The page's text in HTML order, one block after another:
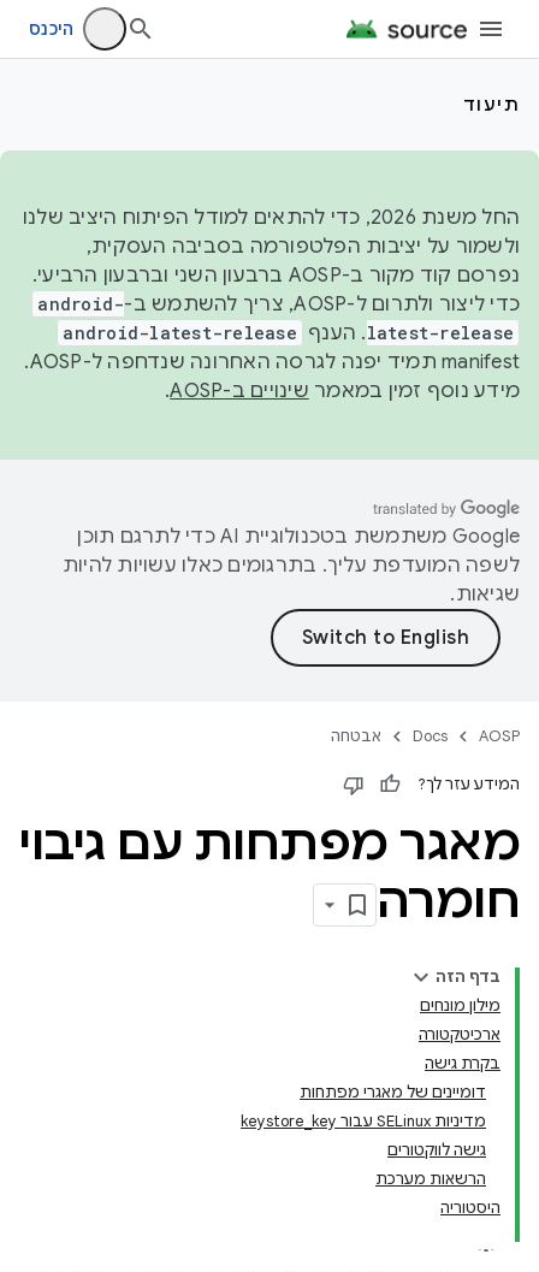
היכנס
תיעוד
החל משנת 2026, כדי להתאים למודל הפיתוח היציב שלנו
ולשמור על יציבות הפלטפורמה בסביבה העסקית,
נפרסם קוד מקור ב-AOSP ברבעון השני וברבעון הרביעי.
כדי ליצור ולתרום ל-AOSP, צריך להשתמש ב-
android-
latest-release. הענף android-latest-release
manifest תמיד יפנה לגרסה האחרונה שנדחפה ל-AOSP.
מידע נוסף זמין במאמר שינויים ב-AOSP .
‫Google משתמשת בטכנולוגיית AI כדי לתרגם תוכן
לשפה המועדפת עליך. בתרגומים כאלו עשויות להיות
שגיאות.
AOSP
Docs אבטחה
המידע עזר לך?
מאגר מפתחות עם גיבוי
חומרה
בדף הזה
מילון מונחים
ארכיטקטורה
בקרת גישה
דומיינים של מאגרי מפתחות
מדיניות SELinux עבור keystore_key
גישה לווקטורים
הרשאות מערכת
היסטוריה